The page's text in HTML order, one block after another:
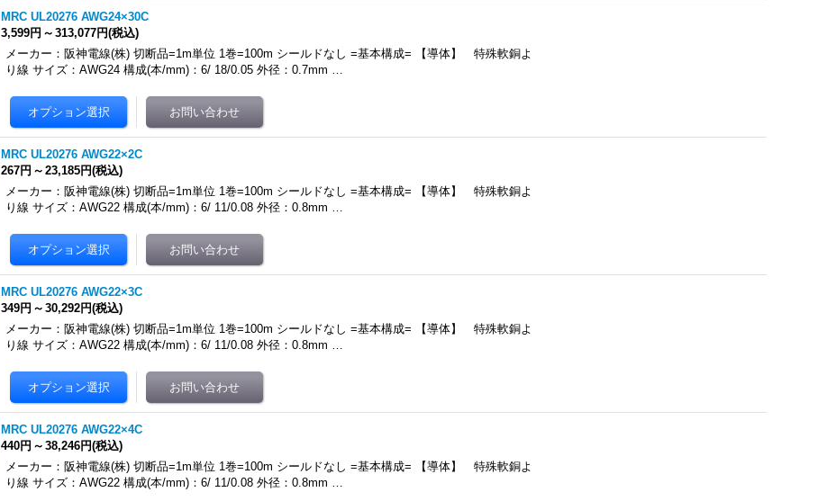
MRC UL20276 AWG24×30C
3,599円 ～ 313,077円(税込)
メーカー：阪神電線(株) 切断品=1m単位 1巻=100m シールドなし =基本構成= 【導体】 特殊軟銅よ
り線 サイズ：AWG24 構成(本/mm)：6/ 18/0.05 外径：0.7mm …
MRC UL20276 AWG22×2C
267円 ～ 23,185円(税込)
メーカー：阪神電線(株) 切断品=1m単位 1巻=100m シールドなし =基本構成= 【導体】 特殊軟銅よ
り線 サイズ：AWG22 構成(本/mm)：6/ 11/0.08 外径：0.8mm …
MRC UL20276 AWG22×3C
349円 ～ 30,292円(税込)
メーカー：阪神電線(株) 切断品=1m単位 1巻=100m シールドなし =基本構成= 【導体】 特殊軟銅よ
り線 サイズ：AWG22 構成(本/mm)：6/ 11/0.08 外径：0.8mm …
MRC UL20276 AWG22×4C
440円 ～ 38,246円(税込)
メーカー：阪神電線(株) 切断品=1m単位 1巻=100m シールドなし =基本構成= 【導体】 特殊軟銅よ
り線 サイズ：AWG22 構成(本/mm)：6/ 11/0.08 外径：0.8mm …